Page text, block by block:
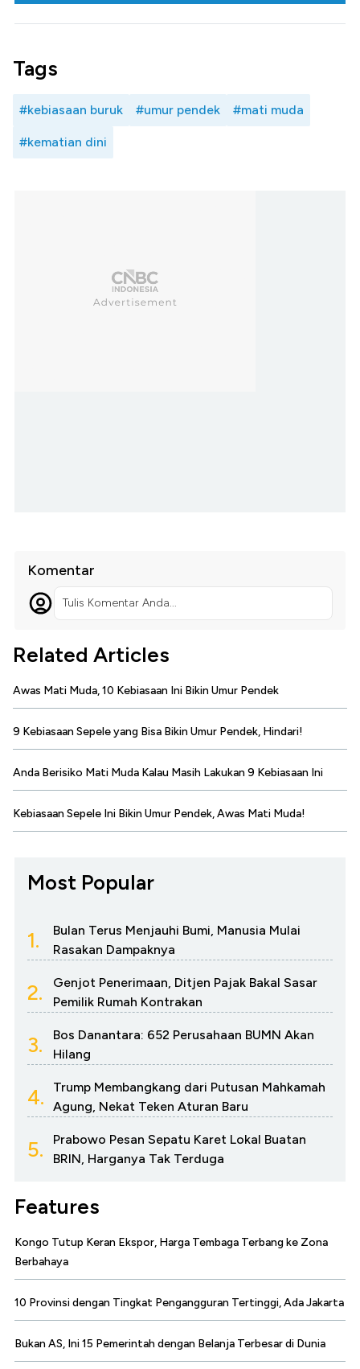
Tags
#kebiasaan buruk #umur pendek #mati muda
#kematian dini
Komentar
Tulis Komentar Anda...
Related Articles
Awas Mati Muda, 10 Kebiasaan Ini Bikin Umur Pendek
9 Kebiasaan Sepele yang Bisa Bikin Umur Pendek, Hindari!
Anda Berisiko Mati Muda Kalau Masih Lakukan 9 Kebiasaan Ini
Kebiasaan Sepele Ini Bikin Umur Pendek, Awas Mati Muda!
Most Popular
1.
Bulan Terus Menjauhi Bumi, Manusia Mulai
Rasakan Dampaknya
2.
Genjot Penerimaan, Ditjen Pajak Bakal Sasar
Pemilik Rumah Kontrakan
3.
Bos Danantara: 652 Perusahaan BUMN Akan
Hilang
4.
Trump Membangkang dari Putusan Mahkamah
Agung, Nekat Teken Aturan Baru
5.
Prabowo Pesan Sepatu Karet Lokal Buatan
BRIN, Harganya Tak Terduga
Features
Kongo Tutup Keran Ekspor, Harga Tembaga Terbang ke Zona
Berbahaya
10 Provinsi dengan Tingkat Pengangguran Tertinggi, Ada Jakarta
Bukan AS, Ini 15 Pemerintah dengan Belanja Terbesar di Dunia